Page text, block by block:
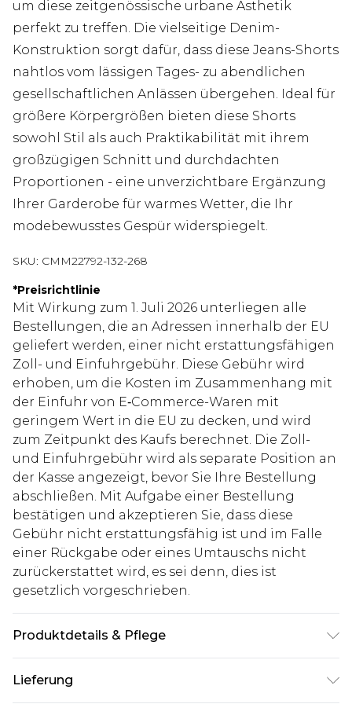
um diese zeitgenössische urbane Ästhetik
perfekt zu treffen. Die vielseitige Denim-
Konstruktion sorgt dafür, dass diese Jeans-Shorts
nahtlos vom lässigen Tages- zu abendlichen
gesellschaftlichen Anlässen übergehen. Ideal für
größere Körpergrößen bieten diese Shorts
sowohl Stil als auch Praktikabilität mit ihrem
großzügigen Schnitt und durchdachten
Proportionen - eine unverzichtbare Ergänzung
Ihrer Garderobe für warmes Wetter, die Ihr
modebewusstes Gespür widerspiegelt.
SKU: CMM22792-132-268
*Preisrichtlinie
Mit Wirkung zum 1. Juli 2026 unterliegen alle
Bestellungen, die an Adressen innerhalb der EU
geliefert werden, einer nicht erstattungsfähigen
Zoll- und Einfuhrgebühr. Diese Gebühr wird
erhoben, um die Kosten im Zusammenhang mit
der Einfuhr von E‑Commerce-Waren mit
geringem Wert in die EU zu decken, und wird
zum Zeitpunkt des Kaufs berechnet. Die Zoll-
und Einfuhrgebühr wird als separate Position an
der Kasse angezeigt, bevor Sie Ihre Bestellung
abschließen. Mit Aufgabe einer Bestellung
bestätigen und akzeptieren Sie, dass diese
Gebühr nicht erstattungsfähig ist und im Falle
einer Rückgabe oder eines Umtauschs nicht
zurückerstattet wird, es sei denn, dies ist
gesetzlich vorgeschrieben.
Produktdetails & Pflege
UK-Größe L/34
Lieferung